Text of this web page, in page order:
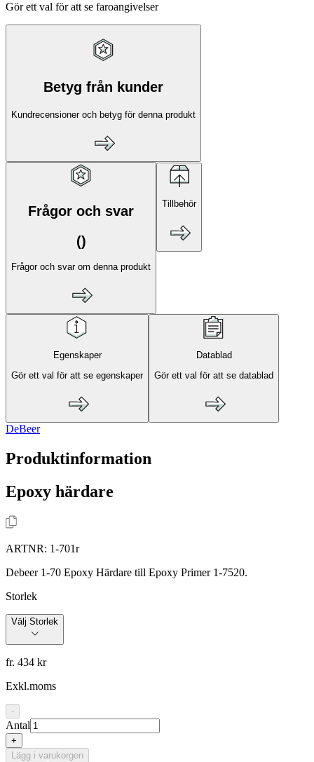
Gör ett val för att se faroangivelser
Betyg från kunder
Kundrecensioner och betyg för denna produkt
Frågor och svar
()
Frågor och svar om denna produkt
Tillbehör
Egenskaper
Gör ett val för att se egenskaper
Datablad
Gör ett val för att se datablad
DeBeer
Produktinformation
Epoxy härdare
ARTNR: 1-701r
Debeer 1-70 Epoxy Härdare till Epoxy Primer 1-7520.
Storlek
Välj Storlek
fr. 434 kr
Exkl.moms
-
Antal
+
Lägg i varukorgen